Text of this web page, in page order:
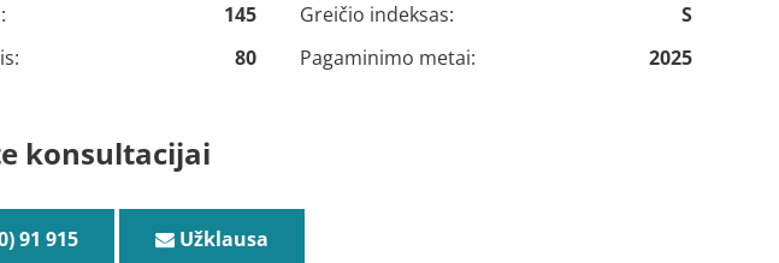
145
80
Greičio indeksas:
S
Pagaminimo metai:
2025
konsultacijai
91 915 Užklausa